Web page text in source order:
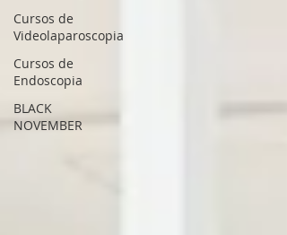
Cursos de
Videolaparoscopia
Cursos de
Endoscopia
BLACK
NOVEMBER